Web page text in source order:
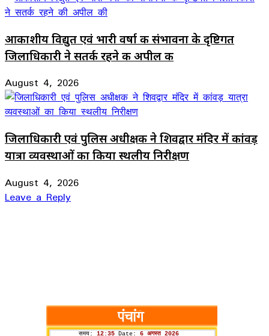
आकाशीय विद्युत एवं भारी वर्षा की संभावना के दृष्टिगत
जिलाधिकारी ने सतर्क रहने की अपील की
August 4, 2026
जिलाधिकारी एवं पुलिस अधीक्षक ने शिवद्वार मंदिर में कांवड़
यात्रा व्यवस्थाओं का किया स्थलीय निरीक्षण
August 4, 2026
Leave a Reply